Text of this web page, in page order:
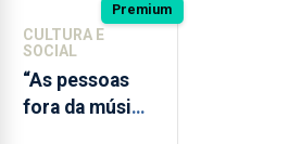
Premium
CULTURA E
SOCIAL
“As pessoas
fora da música